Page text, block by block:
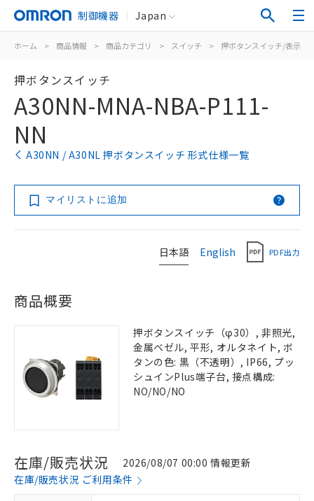
制御機器 Japan
ホーム > 商品情報 > 商品カテゴリ > スイッチ > 押ボタンスイッチ/表示灯
押ボタンスイッチ
A30NN-MNA-NBA-P111-
NN
A30NN / A30NL 押ボタンスイッチ 形式仕様一覧
マイリストに追加
日本語 English PDF出力
商品概要
押ボタンスイッチ（φ30）, 非照光,
金属ベゼル, 平形, オルタネイト, ボ
タンの色: 黒（不透明）, IP66, プッ
シュインPlus端子台, 接点構成:
NO/NO/NO
在庫/販売状況
2026/08/07 00:00 情報更新
在庫/販売状況 ご利用条件